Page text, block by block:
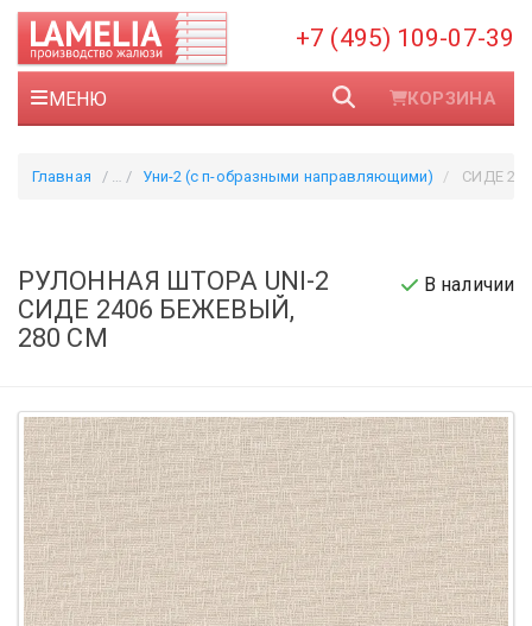
+7 (495) 109-07-39
МЕНЮ КОРЗИНА
Главная Уни-2 (с п-образными направляющими) СИДЕ
РУЛОННАЯ ШТОРА UNI-2
СИДЕ 2406 БЕЖЕВЫЙ,
280 СМ
В наличии